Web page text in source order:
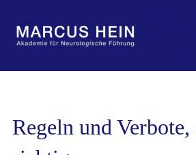
springen
Regeln und Verbote,